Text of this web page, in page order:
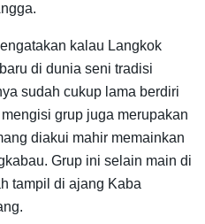
kalau Langkok
di dunia seni tradisi
sudah cukup lama berdiri
grup juga merupakan
diakui mahir memainkan
Grup ini selain main di
tampil di ajang Kaba